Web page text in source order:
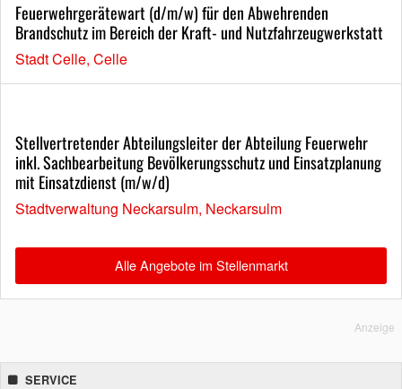
Feuerwehrgerätewart (d/m/w) für den Abwehrenden
Brandschutz im Bereich der Kraft- und Nutzfahrzeugwerkstatt
Stadt Celle, Celle
Stellvertretender Abteilungsleiter der Abteilung Feuerwehr
inkl. Sachbearbeitung Bevölkerungsschutz und Einsatzplanung
mit Einsatzdienst (m/w/d)
Stadtverwaltung Neckarsulm, Neckarsulm
Alle Angebote im Stellenmarkt
Anzeige
SERVICE